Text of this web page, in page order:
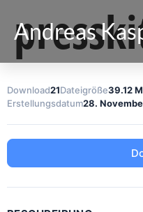
Andreas
Download21Dateigröße39.12
Erstellungsdatum28.